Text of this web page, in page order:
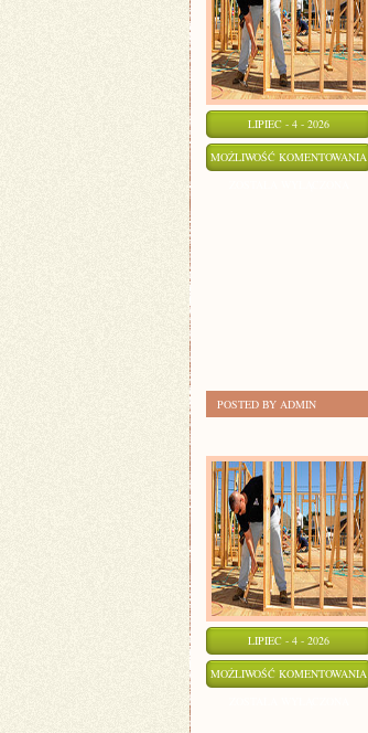
LIPIEC - 4 - 2026
MOŻLIWOŚĆ KOMENTOWANIA
POSTED BY ADMIN
LIPIEC - 4 - 2026
MOŻLIWOŚĆ KOMENTOWANIA